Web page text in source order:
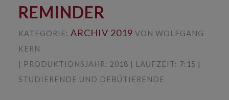
REMINDER
KATEGORIE: ARCHIV 2019 VON WOLFGANG
KERN
| PRODUKTIONSJAHR: 2018 | LAUFZEIT: 7:15 |
STUDIERENDE UND DEBÜTIERENDE